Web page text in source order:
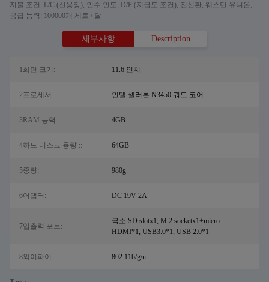
지불 조건: L/C (신용장), 인수 인도, D/P (지급도 조건), 전신환, 웨스턴 유니온, 머니그램
공급 능력: 100000개 세트 / 달
세부사항 Description
1화면 크기: 11.6 인치
2프로세서: 인텔 셀러론 N3450 쿼드 코어
3RAM 능력 :: 4GB
4하드 디스크 용량 :: 64GB
5중량: 980g
6어댑터: DC 19V 2A
7입출력 포트:
극소 SD slotx1, M.2 socketx1+micro
HDMI*1, USB3.0*1, USB 2.0*1
8와이파이: 802.11b/g/n